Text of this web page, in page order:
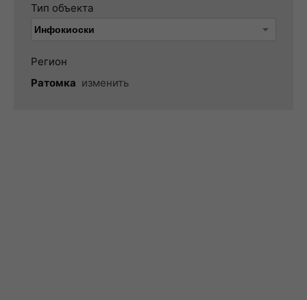
Тип объекта
Регион
Ратомка изменить